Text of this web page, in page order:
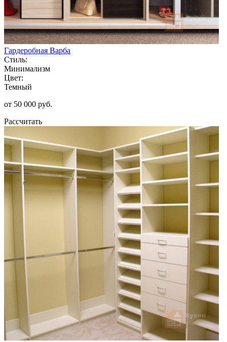
Гардеробная Варба
Стиль:
Минимализм
Цвет:
Темный
от 50 000 руб.
Рассчитать